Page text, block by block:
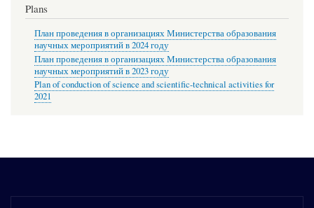
Plans
План проведения в организациях Министерства образования
научных мероприятий в 2024 году
План проведения в организациях Министерства образования
научных мероприятий в 2023 году
Plan of conduction of science and scientific-technical activities for
2021